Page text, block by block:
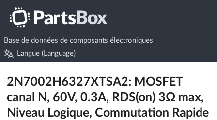
Base de données de composants électroniques
Langue (Language)
2N7002H6327XTSA2: MOSFET
canal N, 60V, 0.3A, RDS(on) 3Ω max,
Niveau Logique, Commutation Rapide